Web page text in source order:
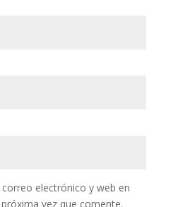
electrónico y web en
vez que comente.